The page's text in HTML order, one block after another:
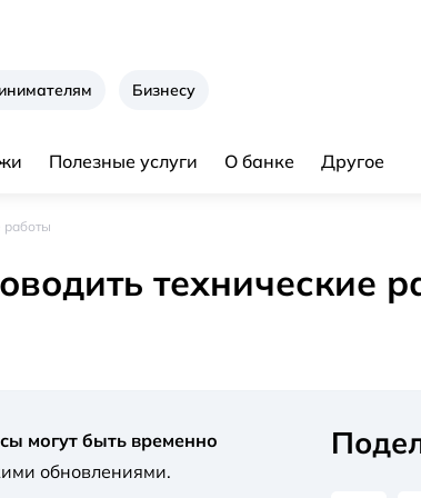
Бизнесу
Полезные услуги О банке Другое
работы
технические
могут быть временно
обновлениями.